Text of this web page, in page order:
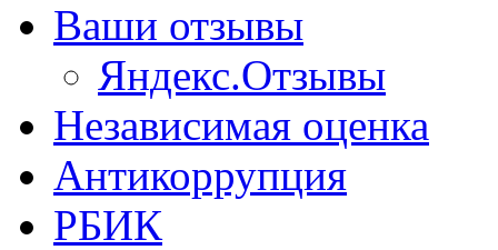
Ваши отзывы
Яндекс.Отзывы
Независимая оценка
Антикоррупция
РБИК